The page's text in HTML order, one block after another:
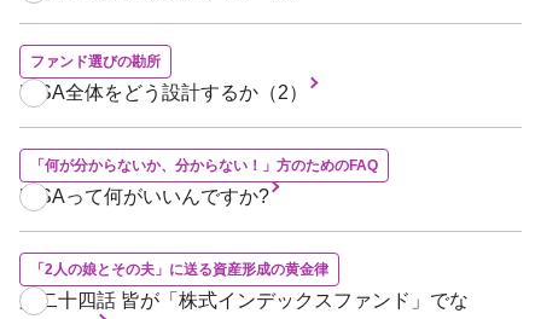
ファンド選びの勘所
NISA全体をどう設計するか（2）
「何が分からないか、分からない！」方のためのFAQ
NISAって何がいいんですか?
「2人の娘とその夫」に送る資産形成の黄金律
第二十四話 皆が「株式インデックスファンド」でな